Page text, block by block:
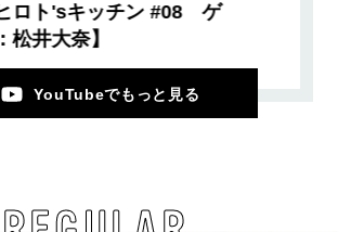
ロト'sキッチン #08 ゲ
松井大奈】
YouTubeでもっと見る